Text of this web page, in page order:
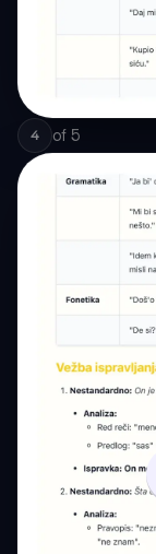
4 of 5